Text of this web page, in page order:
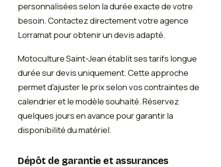
personnalisées selon la durée exacte de votre
besoin. Contactez directement votre agence
Lorramat pour obtenir un devis adapté.
Motoculture Saint-Jean établit ses tarifs longue
durée sur devis uniquement. Cette approche
permet d'ajuster le prix selon vos contraintes de
calendrier et le modèle souhaité. Réservez
quelques jours en avance pour garantir la
disponibilité du matériel.
Dépôt de garantie et assurances